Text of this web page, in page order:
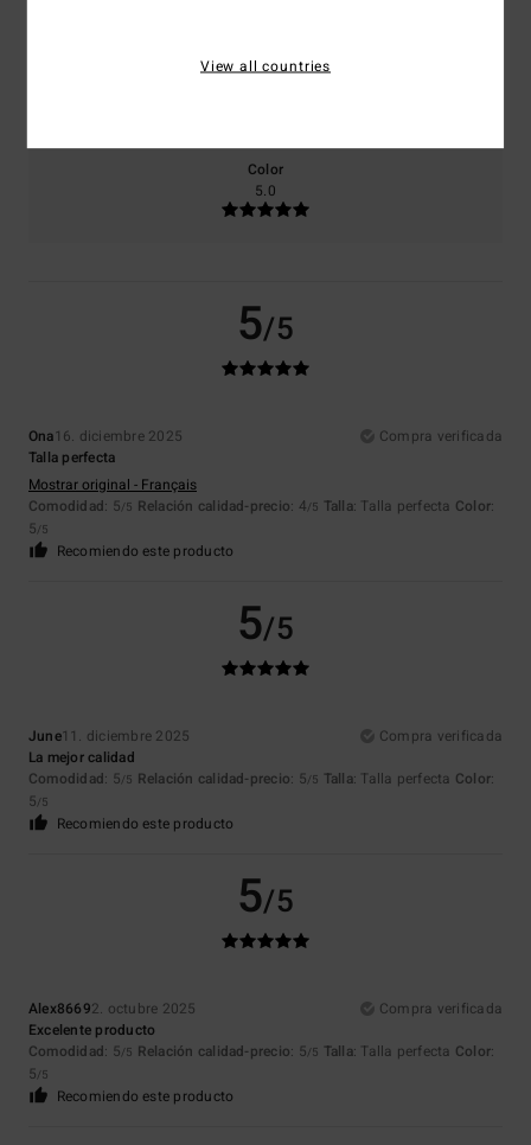
Color
5.0
5/5
Ona16. diciembre 2025
Compra verificada
Talla perfecta
Mostrar original - Français
Comodidad: 5/5 Relación calidad-precio: 4/5 Talla: Talla perfecta Color:
5/5
Recomiendo este producto
5/5
June11. diciembre 2025
Compra verificada
La mejor calidad
Comodidad: 5/5 Relación calidad-precio: 5/5 Talla: Talla perfecta Color:
5/5
Recomiendo este producto
5/5
Alex86692. octubre 2025
Compra verificada
Excelente producto
Comodidad: 5/5 Relación calidad-precio: 5/5 Talla: Talla perfecta Color:
5/5
Recomiendo este producto
View all countries